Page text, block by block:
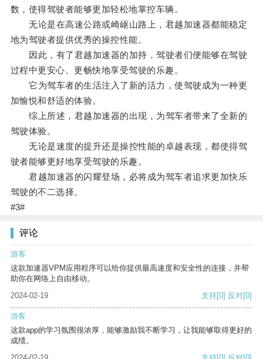
数，使得驾驶者能够更加轻松地掌控车辆。
无论是在高速公路或崎岖山路上，君越加速器都能稳定
地为驾驶者提供优秀的操控性能。
因此，有了君越加速器的加持，驾驶者们便能够在驾驶
过程中更安心、更畅快地享受驾驶的乐趣。
它为驾车者的生活注入了新的活力，使驾驶成为一种更
加愉悦和舒适的体验。
综上所述，君越加速器的出现，为驾车者带来了全新的
驾驶体验。
无论是速度的提升还是操控性能的卓越表现，都使得驾
驶者能够更好地享受驾驶的乐趣。
君越加速器的闪耀登场，必将成为驾车者追求更加快乐
驾驶的不二选择。
#3#
评论
游客
这款加速器VPM应用程序可以给你提供最高速度和安全性的连接，并帮
助你在网络上自由移动。
2024-02-19
支持[0] 反对[0]
游客
这款app的学习氛围很浓厚，能够激励我不断学习，让我能够取得更好的
成绩。